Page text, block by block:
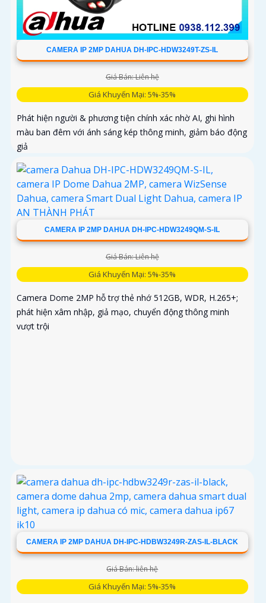
CAMERA IP 2MP DAHUA DH-IPC-HDW3249T-ZS-IL
Giá Bán: Liên hệ
Giá Khuyến Mại: 5%-35%
Phát hiện người & phương tiện chính xác nhờ AI, ghi hình
màu ban đêm với ánh sáng kép thông minh, giảm báo động
giả
CAMERA IP 2MP DAHUA DH-IPC-HDW3249QM-S-IL
Giá Bán: Liên hệ
Giá Khuyến Mại: 5%-35%
Camera Dome 2MP hỗ trợ thẻ nhớ 512GB, WDR, H.265+;
phát hiện xâm nhập, giả mạo, chuyển động thông minh
vượt trội
CAMERA IP 2MP DAHUA DH-IPC-HDBW3249R-ZAS-IL-BLACK
Giá Bán: liên hệ
Giá Khuyến Mại: 5%-35%